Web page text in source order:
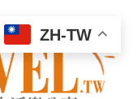
ZH-TW